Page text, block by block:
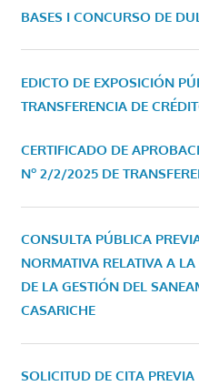
BASES I CONCURSO DE
EDICTO DE EXPOSICIÓN
TRANSFERENCIA DE
CERTIFICADO DE
Nº 2/2/2025 DE
CONSULTA PÚBLICA
NORMATIVA RELATIVA A
DE LA GESTIÓN DEL
CASARICHE
SOLICITUD DE CITA PREVIA